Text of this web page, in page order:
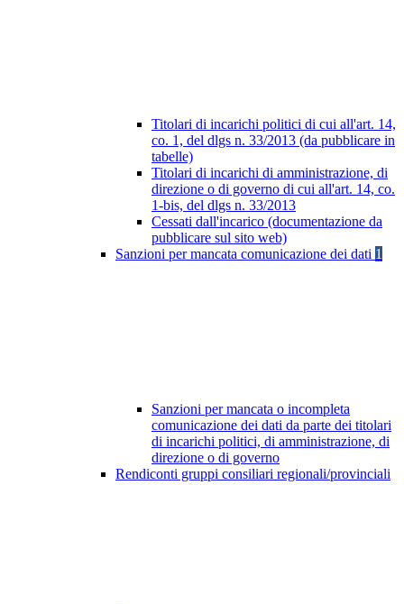
Titolari di incarichi politici di cui all'art. 14,
co. 1, del dlgs n. 33/2013 (da pubblicare in
tabelle)
Titolari di incarichi di amministrazione, di
direzione o di governo di cui all'art. 14, co.
1-bis, del dlgs n. 33/2013
Cessati dall'incarico (documentazione da
pubblicare sul sito web)
Sanzioni per mancata comunicazione dei dati 1
Sanzioni per mancata o incompleta
comunicazione dei dati da parte dei titolari
di incarichi politici, di amministrazione, di
direzione o di governo
Rendiconti gruppi consiliari regionali/provinciali